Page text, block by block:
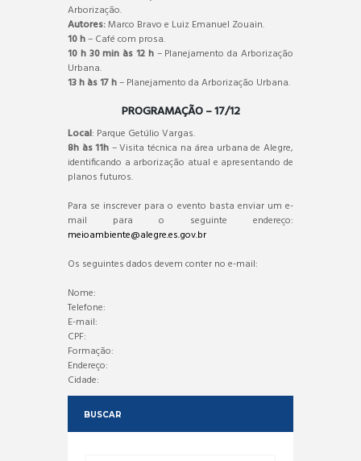
Arborização.
Autores:Marco Bravo e Luiz Emanuel Zouain.
10 h– Café com prosa.
10 h 30 min às 12 h– Planejamento da Arborização
Urbana.
13 h às 17 h– Planejamento da Arborização Urbana.
PROGRAMAÇÃO – 17/12
Local: Parque Getúlio Vargas.
8h às 11h – Visita técnica na área urbana de Alegre,
identificando a arborização atual e apresentando de
planos futuros.
Para se inscrever para o evento basta enviar um e-
mail para o seguinte endereço:
meioambiente@alegre.es.gov.br
Os seguintes dados devem conter no e-mail:
Nome:
Telefone:
E-mail:
CPF:
Formação:
Endereço:
Cidade:
BUSCAR